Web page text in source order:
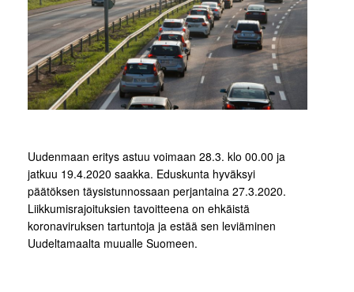
Uudenmaan eritys astuu voimaan 28.3. klo 00.00 ja
jatkuu 19.4.2020 saakka. Eduskunta hyväksyi
päätöksen täysistunnossaan perjantaina 27.3.2020.
Liikkumisrajoituksien tavoitteena on ehkäistä
koronaviruksen tartuntoja ja estää sen leviäminen
Uudeltamaalta muualle Suomeen.